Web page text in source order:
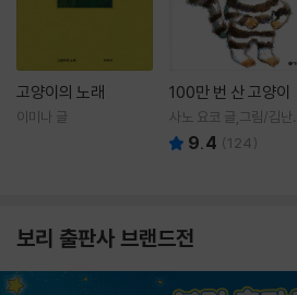
고양이의 노래
이미나 글
100만 번 산 고양이
사노 요코 글,그림/김난주
역 9.4 (124)
보리 출판사 브랜드전